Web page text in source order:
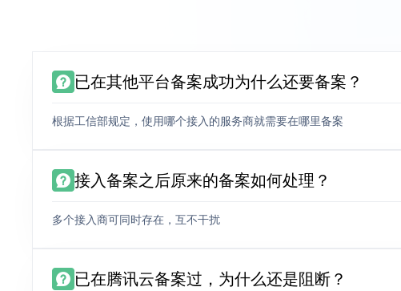
已在其他平台备案成功为什么还要备案？
根据工信部规定，使用哪个接入的服务商就需要在哪里备案
接入备案之后原来的备案如何处理？
多个接入商可同时存在，互不干扰
已在腾讯云备案过，为什么还是阻断？